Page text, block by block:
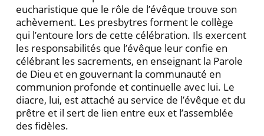
eucharistique que le rôle de l’évêque trouve son
achèvement. Les presbytres forment le collège
qui l’entoure lors de cette célébration. Ils exercent
les responsabilités que l’évêque leur confie en
célébrant les sacrements, en enseignant la Parole
de Dieu et en gouvernant la communauté en
communion profonde et continuelle avec lui. Le
diacre, lui, est attaché au service de l’évêque et du
prêtre et il sert de lien entre eux et l’assemblée
des fidèles.